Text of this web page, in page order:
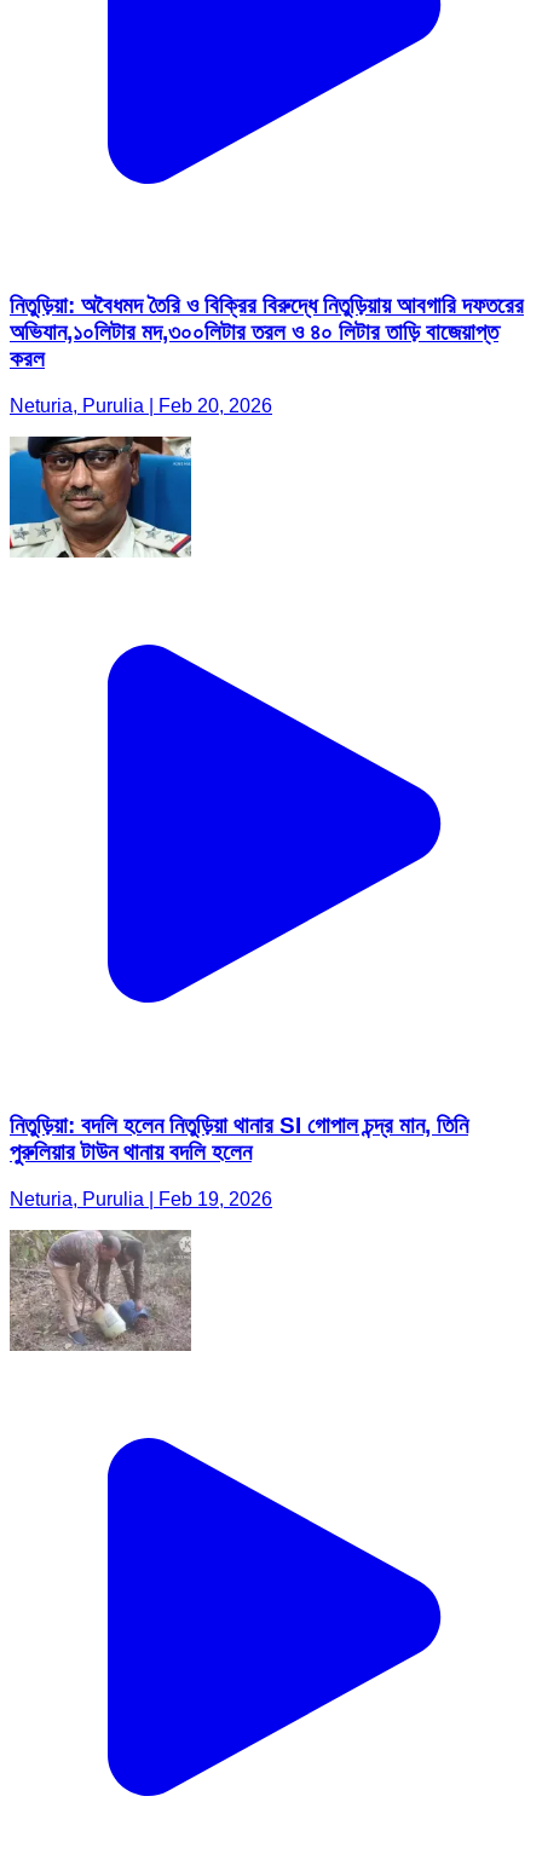
নিতুড়িয়া: অবৈধমদ তৈরি ও বিক্রির বিরুদ্ধে নিতুড়িয়ায় আবগারি দফতরের
অভিযান,১০লিটার মদ,৩০০লিটার তরল ও ৪০ লিটার তাড়ি বাজেয়াপ্ত
করল
Neturia, Purulia | Feb 20, 2026
নিতুড়িয়া: বদলি হলেন নিতুড়িয়া থানার SI গোপাল চন্দ্র মান, তিনি
পুরুলিয়ার টাউন থানায় বদলি হলেন
Neturia, Purulia | Feb 19, 2026